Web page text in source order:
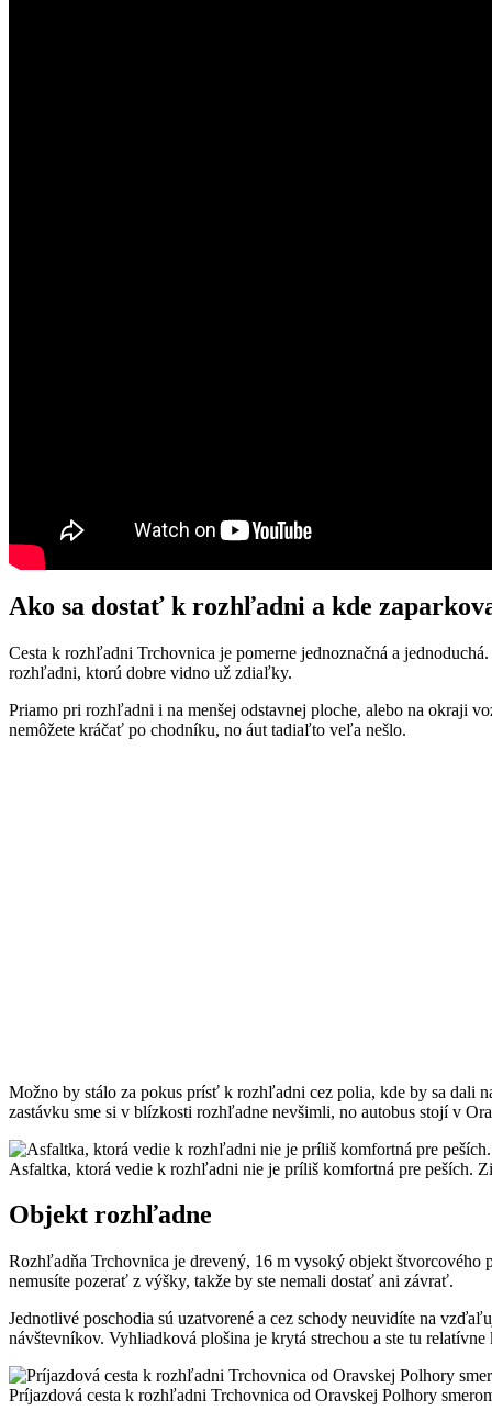
Ako sa dostať k rozhľadni a kde
Cesta k rozhľadni Trchovnica je pomerne jednoznačná a
rozhľadni, ktorú dobre vidno už zdiaľky.
Priamo pri rozhľadni i na menšej odstavnej ploche, alebo na okraji
nemôžete kráčať po chodníku, no áut tadiaľto veľa nešlo.
Možno by stálo za pokus prísť k rozhľadni cez polia, kde by sa
zastávku sme si v blízkosti rozhľadne nevšimli, no autobus stojí v
Asfaltka, ktorá vedie k rozhľadni nie je príliš komfortná pre peších.
Objekt rozhľadne
Rozhľadňa Trchovnica je drevený, 16 m vysoký objekt štvorcového
nemusíte pozerať z výšky, takže by ste nemali dostať ani závrať.
Jednotlivé poschodia sú uzatvorené a cez schody neuvidíte na
návštevníkov. Vyhliadková plošina je krytá strechou a ste tu
Príjazdová cesta k rozhľadni Trchovnica od Oravskej Polhory